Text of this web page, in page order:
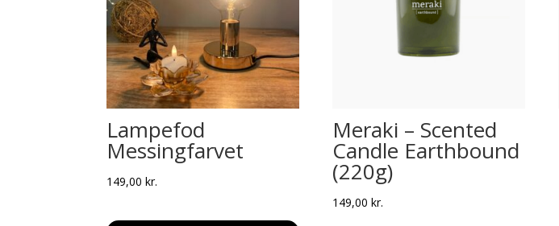
Lampefod
Messingfarvet
149,00 kr.
Meraki – Scented
Candle Earthbound
(220g)
149,00kr.